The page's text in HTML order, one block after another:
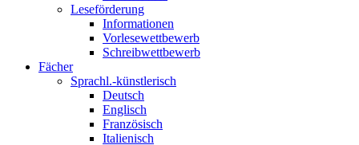
Leseförderung
Informationen
Vorlesewettbewerb
Schreibwettbewerb
Fächer
Sprachl.-künstlerisch
Deutsch
Englisch
Französisch
Italienisch